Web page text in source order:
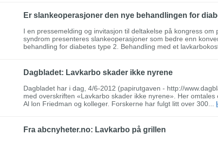
Er slankeoperasjoner den nye behandlingen for
I en pressemelding og invitasjon til deltakelse på kongress om
syndrom presenteres slankeoperasjoner som bedre enn
behandling for diabetes type 2. Behandling med et
Dagbladet: Lavkarbo skader ikke nyrene
Dagbladet har i dag, 4/6-2012 (papirutgaven - http://
med overskriften «Lavkarbo skader ikke nyrene». Her omtales
Al lon Friedman og kolleger. Forskerne har fulgt litt over 300...
Fra abcnyheter.no: Lavkarbo på grillen